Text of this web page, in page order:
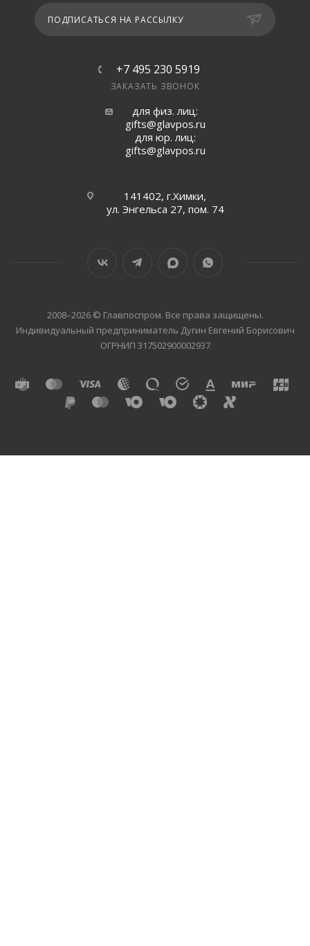
ПОДПИСАТЬСЯ НА РАССЫЛКУ
+7 495 230 5919
ЗАКАЗАТЬ ЗВОНОК
для физ. лиц:
gifts@glavpos.ru
для юр. лиц:
gifts@glavpos.ru
141402, г.Химки,
ул. Энгельса 27, пом. 74
2008–2026 © Главпоспром. Все права защищены.
Индивидуальный предприниматель Дугин Евгений Борисович
ОГРНИП 317502900002937